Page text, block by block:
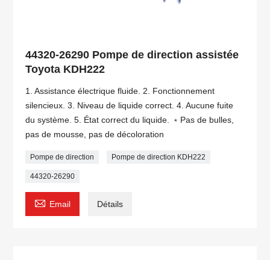
44320-26290 Pompe de direction assistée
Toyota KDH222
1. Assistance électrique fluide. 2. Fonctionnement
silencieux. 3. Niveau de liquide correct. 4. Aucune fuite
du système. 5. État correct du liquide. ﹡Pas de bulles,
pas de mousse, pas de décoloration
Pompe de direction Pompe de direction KDH222
44320-26290
 Email Détails